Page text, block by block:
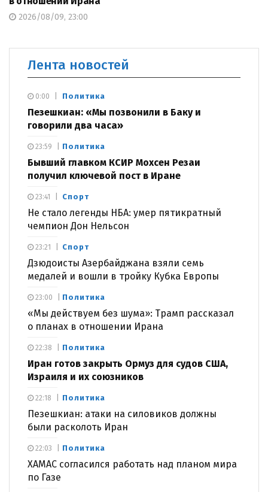
2026/08/09, 23:00
Лента новостей
Политика
Пезешкиан: «Мы позвонили в Баку и
говорили два часа»
0:00
Политика
Бывший главком КСИР Мохсен Резаи
получил ключевой пост в Иране
23:59
Спорт
Не стало легенды НБА: умер пятикратный
чемпион Дон Нельсон
23:41
Спорт
Дзюдоисты Азербайджана взяли семь
медалей и вошли в тройку Кубка Европы
23:21
Политика
«Мы действуем без шума»: Трамп рассказал
о планах в отношении Ирана
23:00
Политика
Иран готов закрыть Ормуз для судов США,
Израиля и их союзников
22:38
Политика
Пезешкиан: атаки на силовиков должны
были расколоть Иран
22:18
Политика
ХАМАС согласился работать над планом мира
по Газе
22:03